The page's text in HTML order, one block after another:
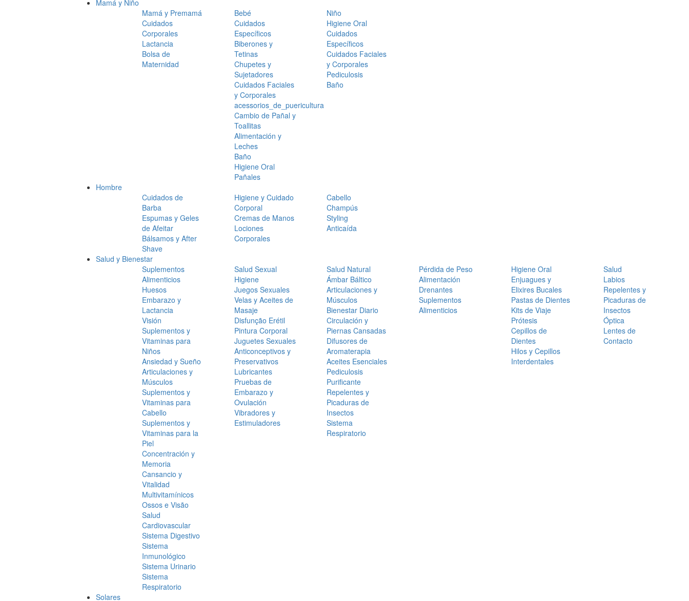
Mamá y Niño
Mamá y Premamá
Cuidados
Corporales
Lactancia
Bolsa de
Maternidad
Bebé
Cuidados
Específicos
Biberones y
Tetinas
Chupetes y
Sujetadores
Cuidados Faciales
y Corporales
acessorios_de_puericultura
Cambio de Pañal y
Toallitas
Alimentación y
Leches
Baño
Higiene Oral
Pañales
Niño
Higiene Oral
Cuidados
Específicos
Cuidados Faciales
y Corporales
Pediculosis
Baño
Hombre
Cuidados de
Barba
Espumas y Geles
de Afeitar
Bálsamos y After
Shave
Higiene y Cuidado
Corporal
Cremas de Manos
Lociones
Corporales
Cabello
Champús
Styling
Anticaída
Salud y Bienestar
Suplementos
Alimenticios
Huesos
Embarazo y
Lactancia
Visión
Suplementos y
Vitaminas para
Niños
Ansiedad y Sueño
Articulaciones y
Músculos
Suplementos y
Vitaminas para
Cabello
Suplementos y
Vitaminas para la
Piel
Concentración y
Memoria
Cansancio y
Vitalidad
Multivitamínicos
Ossos e Visão
Salud
Cardiovascular
Sistema Digestivo
Sistema
Inmunológico
Sistema Urinario
Sistema
Respiratorio
Salud Sexual
Higiene
Juegos Sexuales
Velas y Aceites de
Masaje
Disfunção Erétil
Pintura Corporal
Juguetes Sexuales
Anticonceptivos y
Preservativos
Lubricantes
Pruebas de
Embarazo y
Ovulación
Vibradores y
Estimuladores
Salud Natural
Ámbar Báltico
Articulaciones y
Músculos
Bienestar Diario
Circulación y
Piernas Cansadas
Difusores de
Aromaterapia
Aceites Esenciales
Pediculosis
Purificante
Repelentes y
Picaduras de
Insectos
Sistema
Respiratorio
Pérdida de Peso
Alimentación
Drenantes
Suplementos
Alimenticios
Higiene Oral
Enjuagues y
Elixires Bucales
Pastas de Dientes
Kits de Viaje
Prótesis
Cepillos de
Dientes
Hilos y Cepillos
Interdentales
Salud
Labios
Repelentes y
Picaduras de
Insectos
Óptica
Lentes de
Contacto
Solares